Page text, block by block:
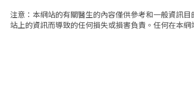
注意：本網站的有關醫生的內容僅供參考和一般資訊
站上的資訊而導致的任何損失或損害負責。任何在本